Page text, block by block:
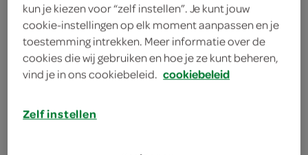
1 rode peper
4 eetlepels wokolie
200 gram peultjes
kun je kiezen voor “zelf instellen”. Je kunt jouw
cookie-instellingen op elk moment aanpassen en je
toestemming intrekken. Meer informatie over de
cookies die wij gebruiken en hoe je ze kunt beheren,
vind je in ons cookiebeleid. cookiebeleid
Zelf instellen